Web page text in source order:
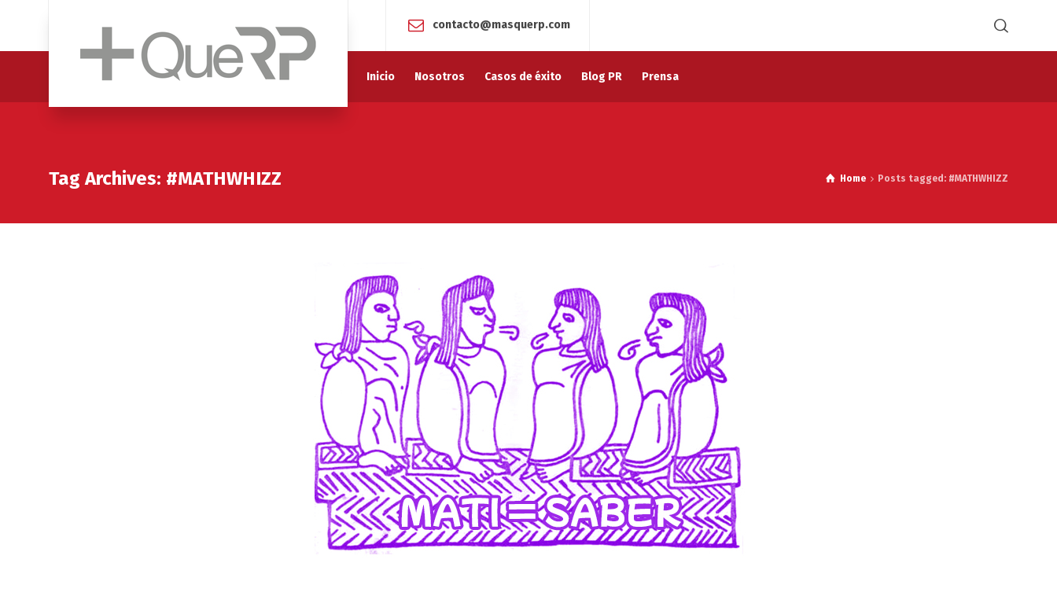
contacto@masquerp.com
Inicio Nosotros Casos de éxito Blog PR Prensa
Tag Archives: #MATHWHIZZ Home Posts tagged: #MATHWHIZZ